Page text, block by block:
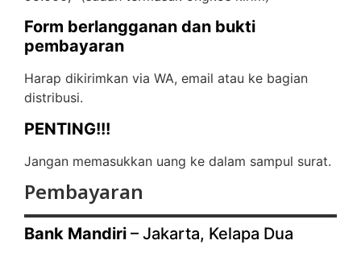
Form berlangganan dan bukti
pembayaran
Harap dikirimkan via WA, email atau ke bagian
distribusi.
PENTING!!!
Jangan memasukkan uang ke dalam sampul surat.
Pembayaran
Bank Mandiri – Jakarta, Kelapa Dua